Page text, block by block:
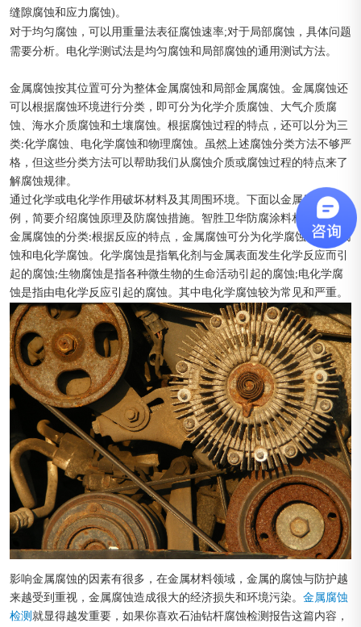
缝隙腐蚀和应力腐蚀)。
对于均匀腐蚀，可以用重量法表征腐蚀速率;对于局部腐蚀，具体问题
需要分析。电化学测试法是均匀腐蚀和局部腐蚀的通用测试方法。
金属腐蚀按其位置可分为整体金属腐蚀和局部金属腐蚀。金属腐蚀还
可以根据腐蚀环境进行分类，即可分为化学介质腐蚀、大气介质腐
蚀、海水介质腐蚀和土壤腐蚀。根据腐蚀过程的特点，还可以分为三
类:化学腐蚀、电化学腐蚀和物理腐蚀。虽然上述腐蚀分类方法不够严
格，但这些分类方法可以帮助我们从腐蚀介质或腐蚀过程的特点来了
解腐蚀规律。
通过化学或电化学作用破坏材料及其周围环境。下面以金属腐蚀为
例，简要介绍腐蚀原理及防腐蚀措施。智胜卫华防腐涂料相关人士说
金属腐蚀的分类:根据反应的特点，金属腐蚀可分为化学腐蚀、生物腐
蚀和电化学腐蚀。化学腐蚀是指氧化剂与金属表面发生化学反应而引
起的腐蚀;生物腐蚀是指各种微生物的生命活动引起的腐蚀;电化学腐
蚀是指由电化学反应引起的腐蚀。其中电化学腐蚀较为常见和严重。
影响金属腐蚀的因素有很多，在金属材料领域，金属的腐蚀与防护越
来越受到重视，金属腐蚀造成很大的经济损失和环境污染。 金属腐蚀
检测 就显得越发重要，如果你喜欢石油钻杆腐蚀检测报告这篇内容，